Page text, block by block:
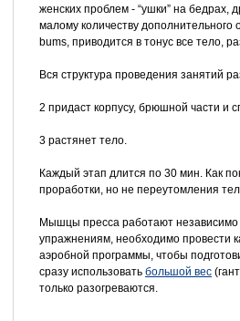
женских проблем - “ушки” на бедрах,
малому количеству
bums, приводится в тонус все тело,
Вся структура проведения занятий
2 придаст корпусу, брюшной части и
3 растянет тело.
Каждый этап длится по 30 мин. Как
проработки, но не переутомления
Мышцы пресса работают независимо
упражнениям, необходимо провести
аэробной программы, чтобы
сразу использовать большой вес
только разогреваются.